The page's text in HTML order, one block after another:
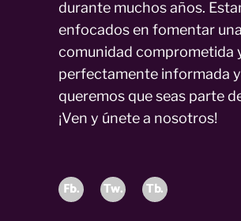
durante muchos años.
enfocados en fomentar una
comunidad comprometida
perfectamente informada y
queremos que seas parte
¡Ven y únete a nosotros!
Fb. Tw. Tb.